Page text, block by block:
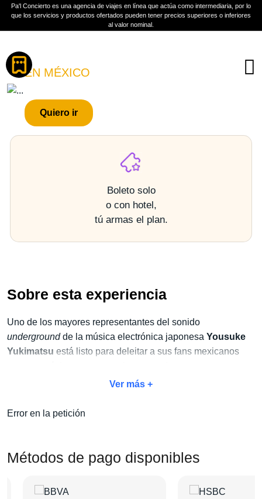
Pa'l Concierto es una agencia de viajes en línea que actúa como intermediaria, por lo
que los servicios y productos ofertados pueden tener precios superiores o inferiores
al valor nominal.
Boletos
YOUSUKE YUKIMATSU
EN MÉXICO
Quiero ir
Boleto solo
o con hotel,
tú armas el plan.
Sobre esta experiencia
Uno de los mayores representantes del sonido
undergroundde la música electrónica japonesa Yousuke
Yukimatsu está listo para deleitar a sus fans mexicanos
único y aprovecha
harán de tu estancia algo inolvidable:traslados, tours,
desayunos y mucho más
Ver más +
Error en la petición
Métodos de pago disponibles